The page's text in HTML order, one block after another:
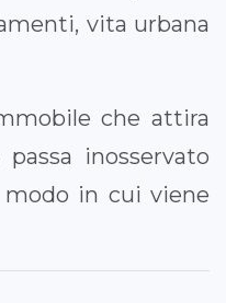
vita urbana
che attira
inosservato
in cui viene